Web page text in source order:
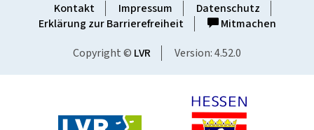
Kontakt Impressum
Datenschutz
Erklärung zur Barrierefreiheit
Mitmachen
Copyright © LVR Version: 4.52.0